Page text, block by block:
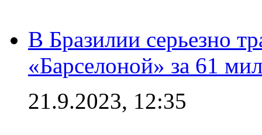
В Бразилии серьезно
«Барселоной» за 61
21.9.2023, 12:35